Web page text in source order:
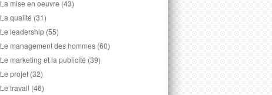
La mise en oeuvre (43)
La qualité (31)
Le leadership (55)
Le management des hommes (60)
Le marketing et la publicité (39)
Le projet (32)
Le travail (46)